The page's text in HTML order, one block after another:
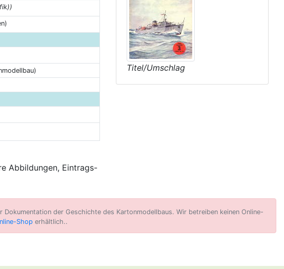
Abbildungen, Eintrags-
Titel/Umschlag
der Geschichte des Kartonmodellbaus. Wir betreiben keinen Online-
Shop erhältlich..